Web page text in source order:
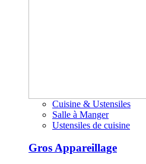
Cuisine & Ustensiles
Salle à Manger
Ustensiles de cuisine
Gros Appareillage